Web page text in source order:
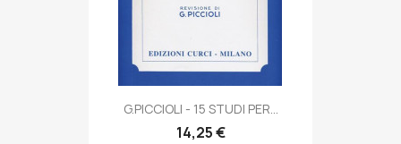
G.PICCIOLI - 15 STUDI PER...
14,25 €